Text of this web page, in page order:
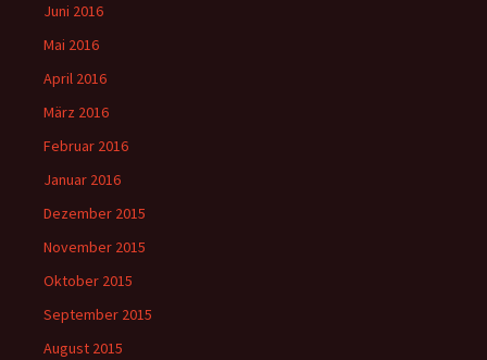
Juni 2016
Mai 2016
April 2016
März 2016
Februar 2016
Januar 2016
Dezember 2015
November 2015
Oktober 2015
September 2015
August 2015